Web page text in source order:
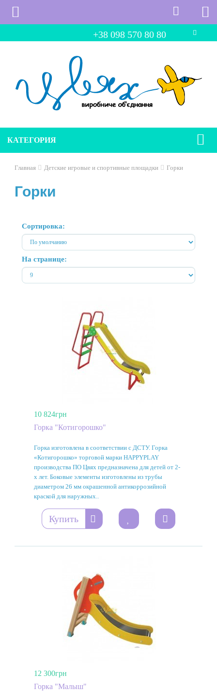
+38 098 570 80 80
КАТЕГОРИЯ
Главная Детские игровые и спортивные площадки Горки
Горки
Сортировка:
На странице:
10 824грн
Горка "Котигорошко"
Горка изготовлена ​​в соответствии с ДСТУ. Горка
«Котигорошко» торговой марки HAPPYPLAY
производства ПО Цвях предназначена для детей от 2-
х лет. Боковые элементы изготовлены из трубы
диаметром 26 мм окрашенной антикоррозийной
краской для наружных..
Купить
12 300грн
Горка "Малыш"